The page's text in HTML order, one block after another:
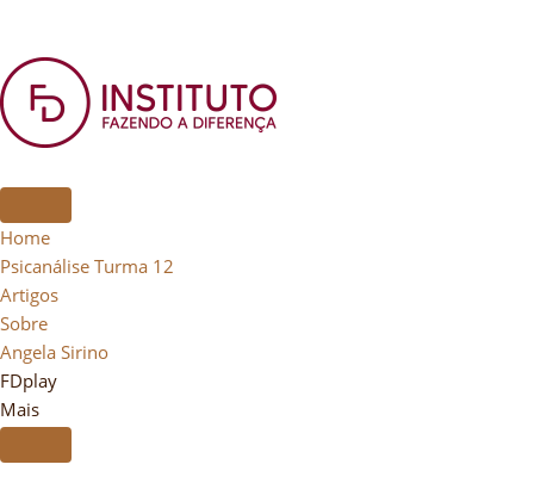
Home
Psicanálise Turma 12
Artigos
Sobre
Angela Sirino
FDplay
Mais